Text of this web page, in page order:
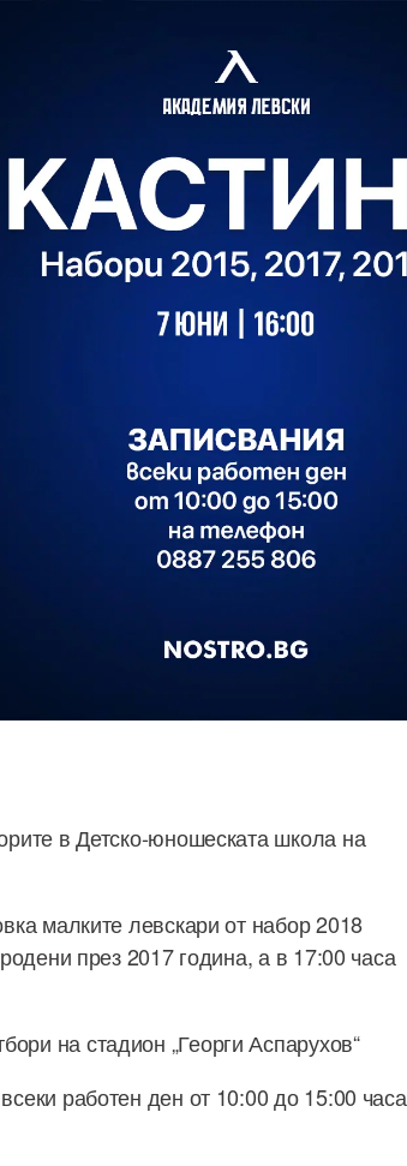
в Детско-юношеската школа на
малките левскари от набор 2018
през 2017 година, а в 17:00 часа
на стадион „Георги Аспарухов“
работен ден от 10:00 до 15:00 часа